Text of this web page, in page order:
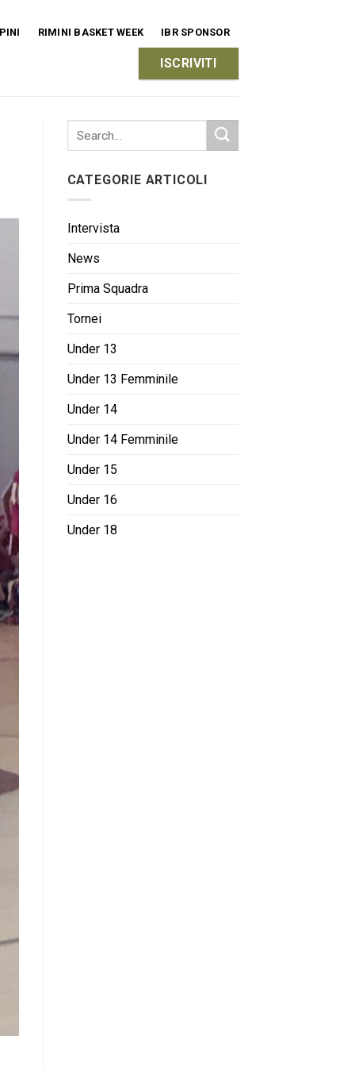
RIMINI BASKET WEEK IBR SPONSOR
ISCRIVITI
CATEGORIE ARTICOLI
Intervista
News
Prima Squadra
Tornei
Under 13
Under 13 Femminile
Under 14
Under 14 Femminile
Under 15
Under 16
Under 18